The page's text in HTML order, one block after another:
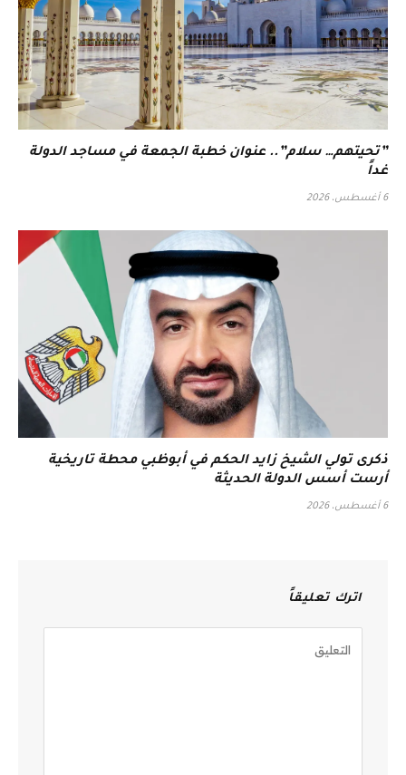
‏”تحيتهم… سلام”.. عنوان خطبة الجمعة في مساجد الدولة
غداً
6 أغسطس، 2026
ذكرى تولي الشيخ زايد الحكم في أبوظبي محطة تاريخية
أرست أسس الدولة الحديثة
6 أغسطس، 2026
اترك تعليقاً